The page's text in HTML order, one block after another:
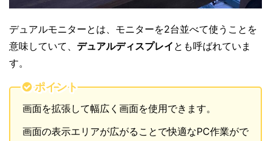
デュアルモニターとは、モニターを2台並べて使うことを
意味していて、 デュアルディスプレイ とも呼ばれていま
す。
ポイント
画面を拡張して幅広く画面を使用できます。
画面の表示エリアが広がることで快適なPC作業がで